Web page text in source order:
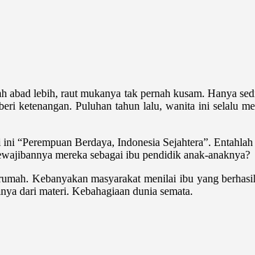
lebih, raut mukanya tak pernah kusam. Hanya
ketenangan. Puluhan tahun lalu, wanita ini selalu
“Perempuan Berdaya, Indonesia Sejahtera”.
mereka sebagai ibu pendidik anak-anaknya?
Kebanyakan masyarakat menilai ibu yang
dari materi. Kebahagiaan dunia semata.